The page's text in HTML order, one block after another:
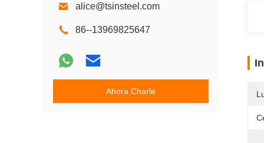
alice@tsinsteel.com
86--13969825647
Ahora Charle